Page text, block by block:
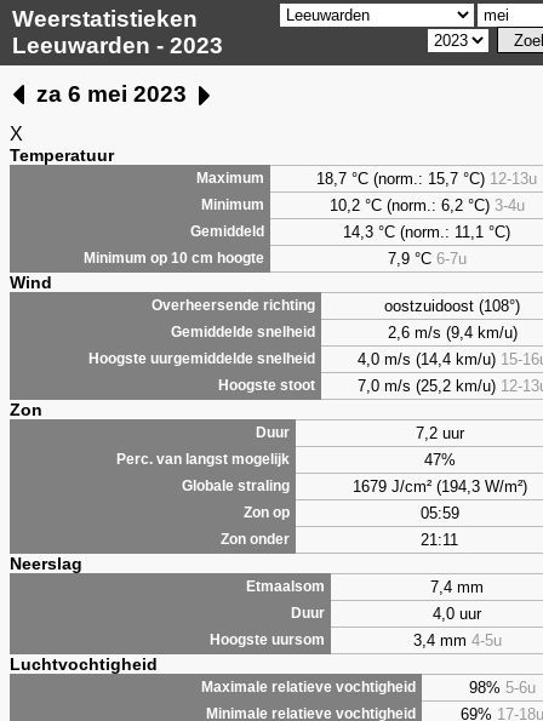
Weerstatistieken
Leeuwarden - 2023
za 6 mei 2023
X
Temperatuur
Maximum 18,7 °C (norm.: 15,7 °C) 12-13u
Minimum 10,2 °C (norm.: 6,2 °C) 3-4u
Gemiddeld 14,3 °C (norm.: 11,1 °C)
Minimum op 10 cm hoogte 7,9°C 6-7u
Wind
Overheersende richting oostzuidoost (108°)
Gemiddelde snelheid 2,6 m/s (9,4 km/u)
Hoogste uurgemiddelde snelheid 4,0 m/s (14,4 km/u) 15-
Hoogste stoot 7,0 m/s (25,2 km/u) 12-
Zon
Duur 7,2 uur
Perc. van langst mogelijk 47%
Globale straling 1679 J/cm² (194,3 W/m²)
Zon op 05:59
Zon onder 21:11
Neerslag
Etmaalsom 7,4 mm
Duur 4,0 uur
Hoogste uursom 3,4 mm 4-5u
Luchtvochtigheid
Maximale relatieve vochtigheid 98% 5-6u
Minimale relatieve vochtigheid 69% 17-18u